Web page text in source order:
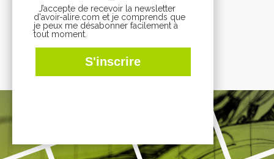
J’accepte de recevoir la newsletter
d'avoir-alire.com et je comprends que
je peux me désabonner facilement à
tout moment.